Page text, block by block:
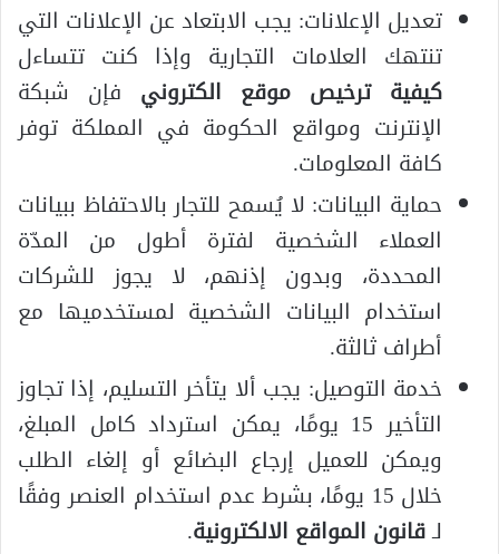
تعديل الإعلانات: يجب الابتعاد عن الإعلانات التي
تنتهك العلامات التجارية وإذا كنت تتساءل
كيفية ترخيص موقع الكتروني فإن شبكة
الإنترنت ومواقع الحكومة في المملكة توفر
كافة المعلومات.
حماية البيانات: لا يُسمح للتجار بالاحتفاظ ببيانات
العملاء الشخصية لفترة أطول من المدّة
المحددة، وبدون إذنهم، لا يجوز للشركات
استخدام البيانات الشخصية لمستخدميها مع
أطراف ثالثة.
خدمة التوصيل: يجب ألا يتأخر التسليم، إذا تجاوز
التأخير 15 يومًا، يمكن استرداد كامل المبلغ،
ويمكن للعميل إرجاع البضائع أو إلغاء الطلب
خلال 15 يومًا، بشرط عدم استخدام العنصر وفقًا
لـقانون المواقع الالكترونية.